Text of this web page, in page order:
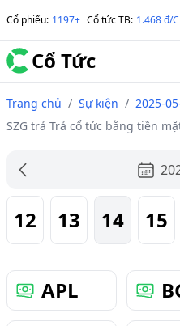
Cổ phiếu: 1197+ Cổ tức TB: 1.468 đ/
Cổ Tức
Trang chủ / Sự kiện / 2025-
SZG trả Trả cổ tức bằng tiền
12 13 14 15
APL